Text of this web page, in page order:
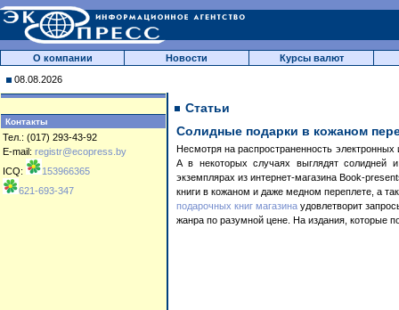
О компании Новости
Курсы валют
08.08.2026
Контакты
Тел.: (017) 293-43-92
E-mail: registr@ecopress.by
ICQ:
153966365
621-693-347
Статьи
Солидные подарки в кожаном
Несмотря на распространенность
А в некоторых случаях выглядят солидней
экземплярах из интернет-магазина Book-
книги в кожаном и даже медном переплете, а
подарочных книг магазина удовлетворит
жанра по разумной цене. На издания, которые